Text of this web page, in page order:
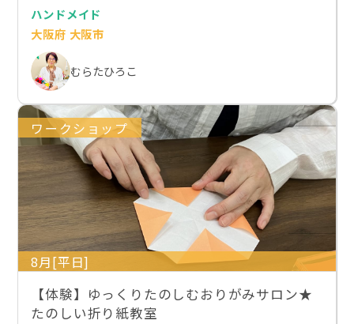
ハンドメイド
大阪府 大阪市
むらたひろこ
ワークショップ
8月[平日]
【体験】ゆっくりたのしむおりがみサロン★
たのしい折り紙教室